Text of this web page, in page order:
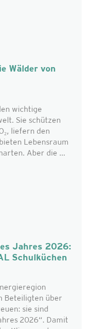
Wälder von
wichtige
Sie schützen
liefern den
Lebensraum
Aber die ...
Jahres 2026:
Schulküchen
Beteiligten über
sie sind
2026“. Damit